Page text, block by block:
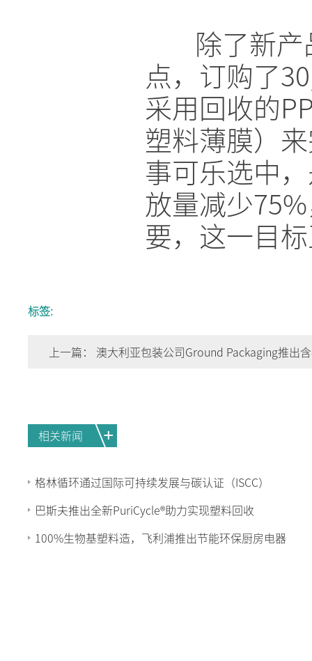
除了新产
点，订购了
采用回收的
塑料薄膜）
事可乐选中
放量减少
要，这一目
标签:
上一篇： 澳大利亚包装公司Ground Packaging推出
相关新闻
格林循环通过国际可持续发展与碳认证（ISCC）
巴斯夫推出全新PuriCycle®助力实现塑料回收
100%生物基塑料造，飞利浦推出节能环保厨房电器